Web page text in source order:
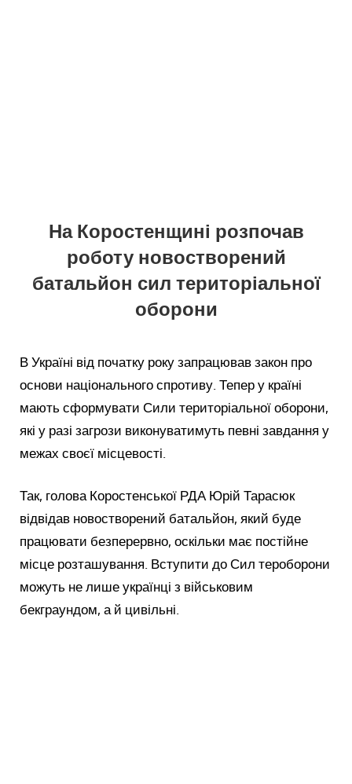
На Коростенщині розпочав
роботу новостворений
батальйон сил територіальної
оборони
В Україні від початку року запрацював закон про
основи національного спротиву. Тепер у країні
мають сформувати Сили територіальної оборони,
які у разі загрози виконуватимуть певні завдання у
межах своєї місцевості.
Так, голова Коростенської РДА Юрій Тарасюк
відвідав новостворений батальйон, який буде
працювати безперервно, оскільки має постійне
місце розташування. Вступити до Сил тероборони
можуть не лише українці з військовим
бекграундом, а й цивільні.